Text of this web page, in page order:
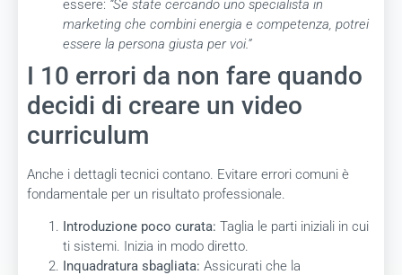
essere: “Se state cercando uno specialista in
marketing che combini energia e competenza, potrei
essere la persona giusta per voi.”
I 10 errori da non fare quando
decidi di creare un video
curriculum
Anche i dettagli tecnici contano. Evitare errori comuni è
fondamentale per un risultato professionale.
Introduzione poco curata: Taglia le parti iniziali in cui
ti sistemi. Inizia in modo diretto.
Inquadratura sbagliata: Assicurati che la